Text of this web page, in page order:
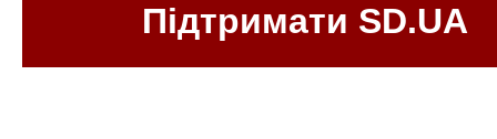
Підтримати SD.UA